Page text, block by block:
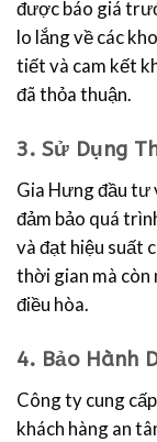
được báo giá
lo lắng về các
tiết và cam kết
đã thỏa thuận.
3. Sử Dụng
Gia Hưng đầu tư
đảm bảo quá
và đạt hiệu suất
thời gian mà còn
điều hòa.
4. Bảo Hành
Công ty cung
khách hàng an